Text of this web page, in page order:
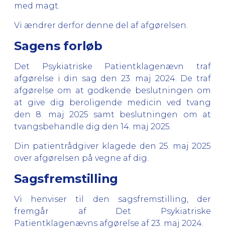
med magt.
Vi ændrer derfor denne del af afgørelsen.
Sagens forløb
Det Psykiatriske Patientklagenævn traf
afgørelse i din sag den 23. maj 2024. De traf
afgørelse om at godkende beslutningen om
at give dig beroligende medicin ved tvang
den 8. maj 2025 samt beslutningen om at
tvangsbehandle dig den 14. maj 2025.
Din patientrådgiver klagede den 25. maj 2025
over afgørelsen på vegne af dig.
Sagsfremstilling
Vi henviser til den sagsfremstilling, der
fremgår af Det Psykiatriske
Patientklagenævns afgørelse af 23. maj 2024.